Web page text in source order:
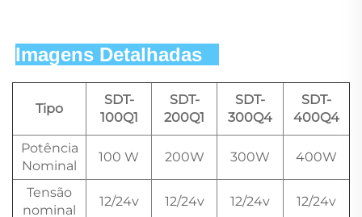
Imagens Detalhadas
Tipo
SDT-
100Q1
SDT-
200Q1
SDT-
300Q4
SDT-
400Q4
Potência
Nominal
100 W 200W 300W 400W
Tensão
nominal
12/24v 12/24v 12/24v 12/24v